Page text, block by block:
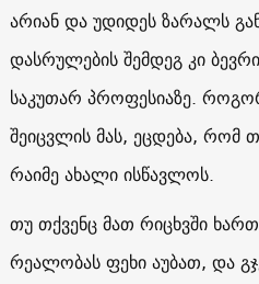
არიან და უდიდეს ზარალს
დასრულების შემდეგ კი
საკუთარ პროფესიაზე.
შეიცვლის მას, ეცდება, რომ
რაიმე ახალი ისწავლოს.
თუ თქვენც მათ რიცხვში
რეალობას ფეხი აუბათ, და